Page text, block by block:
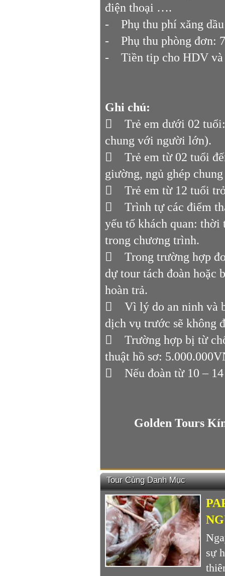
điện thoại ….
- Phụ thu phí xăng
- Phụ thu phòng đơn:
- Tiền tip cho HDV và
Ghi chú:
 Trẻ em dưới 02 tuổi:
chung với người lớn).
 Trẻ em từ 02 tuổi
giường, ngủ ghép
 Trẻ em từ 12 tuổi
 Trình tự các điểm
yếu tố khách quan: thời
trong chương trình.
 Trong trường hợp
dự tour tách đoàn hoặc
hoàn trả.
 Vì lý do an ninh và
dịch vụ trước sẽ không
 Trường hợp bị từ
thuật hồ sơ:
 Nếu đoàn từ 10 – 14
Golden Tours
Tour Cùng Danh Mục
sự